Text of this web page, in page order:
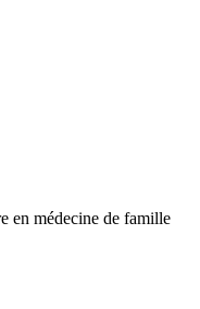
en médecine de famille